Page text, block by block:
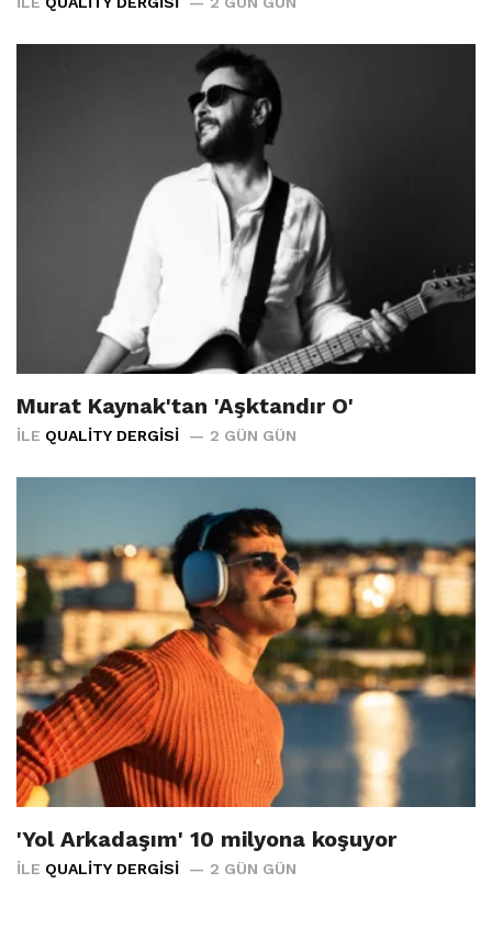
Murat Kaynak'tan 'Aşktandır O'
İLE QUALITY DERGISI 2 GÜN GÜN
'Yol Arkadaşım' 10 milyona koşuyor
İLE QUALITY DERGISI 2 GÜN GÜN